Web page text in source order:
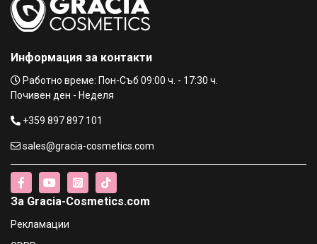
Информация за контакти
Работно време: Пон-Съб 09:00 ч. - 17:30 ч.
Почивен ден - Неделя
+359 897 897 101
sales@gracia-cosmetics.com
За Gracia-Cosmetics.com
Рекламации